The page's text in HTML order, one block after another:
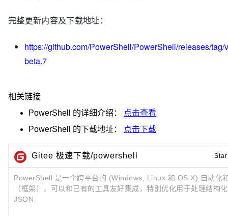
完整更新内容及下载地址：
https://github.com/PowerShell/PowerShell/releases/tag/
beta.7
相关链接
PowerShell
的详细介绍：
点击查看
PowerShell
的下载地址： 点击下载
Gitee 极速下载/powershell
PowerShell 是一个跨平台的 (Windows, Linux 和 OS X) 自动化
（框架），可以和已有的工具友好集成，特别优化用于处理结构
JSON